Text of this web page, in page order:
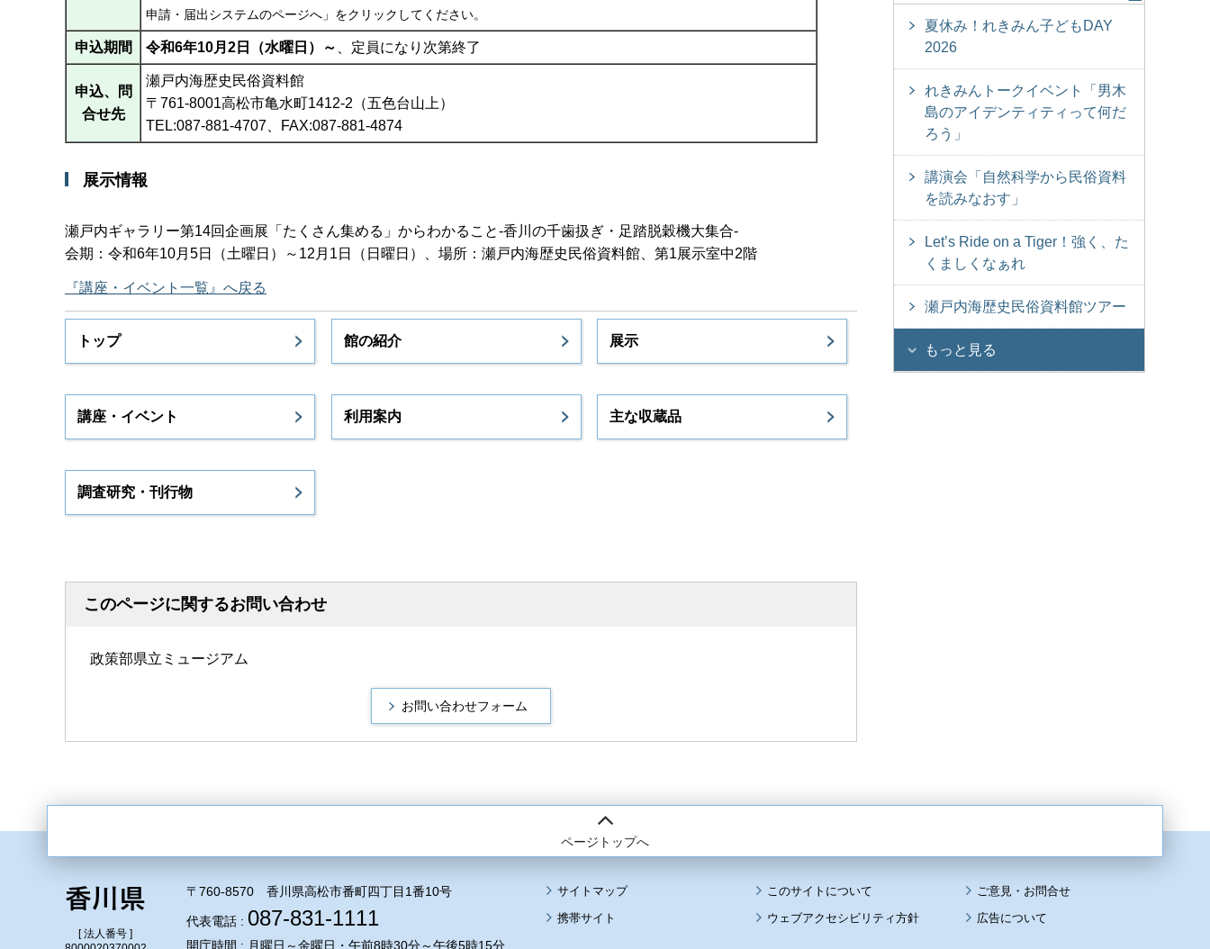
申請・届出システムのページへ」をクリックしてください。
申込期間 令和6年10月2日（水曜日）～ 、定員になり次第終了
申込、問
合せ先
瀬戸内海歴史民俗資料館
〒761-8001高松市亀水町1412-2（五色台山上）
TEL:087-881-4707、FAX:087-881-4874
展示情報
瀬戸内ギャラリー第14回企画展「たくさん集める」からわかること-香川の千歯扱ぎ・足踏脱穀機大集合-
会期：令和6年10月5日（土曜日）～12月1日（日曜日）、場所：瀬戸内海歴史民俗資料館、第1展示室中2階
『講座・イベント一覧』へ戻る
トップ
講座・イベント
調査研究・刊行物
館の紹介
利用案内
展示
主な収蔵品
このページに関するお問い合わせ
政策部県立ミュージアム
夏休み！れきみん子どもDAY
2026
れきみんトークイベント「男木
島のアイデンティティって何だ
ろう」
講演会「自然科学から民俗資料
を読みなおす」
Let’s Ride on a Tiger！強く、た
くましくなぁれ
瀬戸内海歴史民俗資料館ツアー
もっと見る
ページトップへ
[ 法人番号 ]
〒760-8570 香川県高松市番町四丁目1番10号
代表電話 : 087-831-1111
開庁時間 : 月曜日～金曜日・午前8時30分～午後5時15分
サイトマップ
このサイトについて
携帯サイト
ウェブアクセシビリティ方針 広告について